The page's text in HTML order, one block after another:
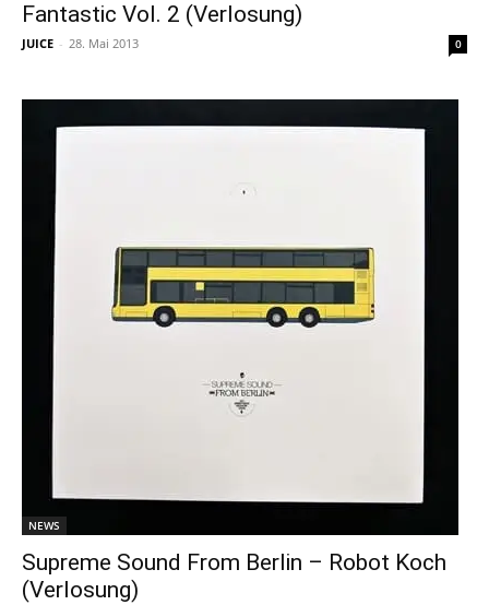
Fantastic Vol. 2 (Verlosung)
JUICE - 28. Mai 2013 0
NEWS
Supreme Sound From Berlin – Robot Koch
(Verlosung)